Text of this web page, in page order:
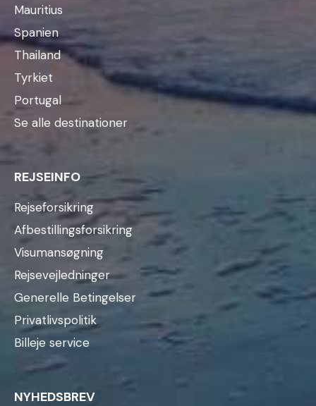
Mauritius
Spanien
Thailand
Tyrkiet
Portugal
Se alle destinationer
REJSEINFO
Rejseforsikring
Afbestillingsforsikring
Visumansøgning
Rejsevejledninger
Generelle Betingelser
Privatlivspolitik
Billeje service
NYHEDSBREV